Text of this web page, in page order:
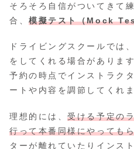
そろそろ自信がついてきて
合、模擬テスト（Mock
ドライビングスクールでは
をしてくれる場合があります
予約の時点でインストラク
ートや内容を調節してくれま
理想的には、受ける予定の
行って本番同様にやっても
ターが離れていたりインス